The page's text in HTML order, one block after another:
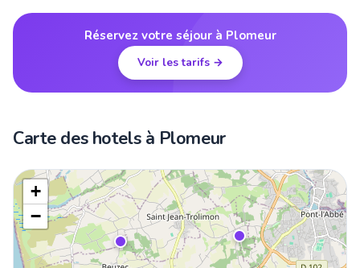
Réservez votre séjour à Plomeur
Voir les tarifs →
Carte des hotels à Plomeur
+
−